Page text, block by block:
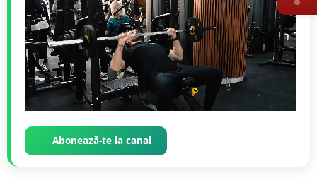
Abonează-te la canal